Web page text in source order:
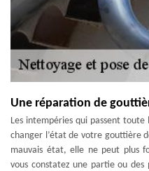
Une réparation de
Les intempéries qui passent toute
changer l’état de votre gouttière
mauvais état, elle ne peut plus
vous constatez une partie ou